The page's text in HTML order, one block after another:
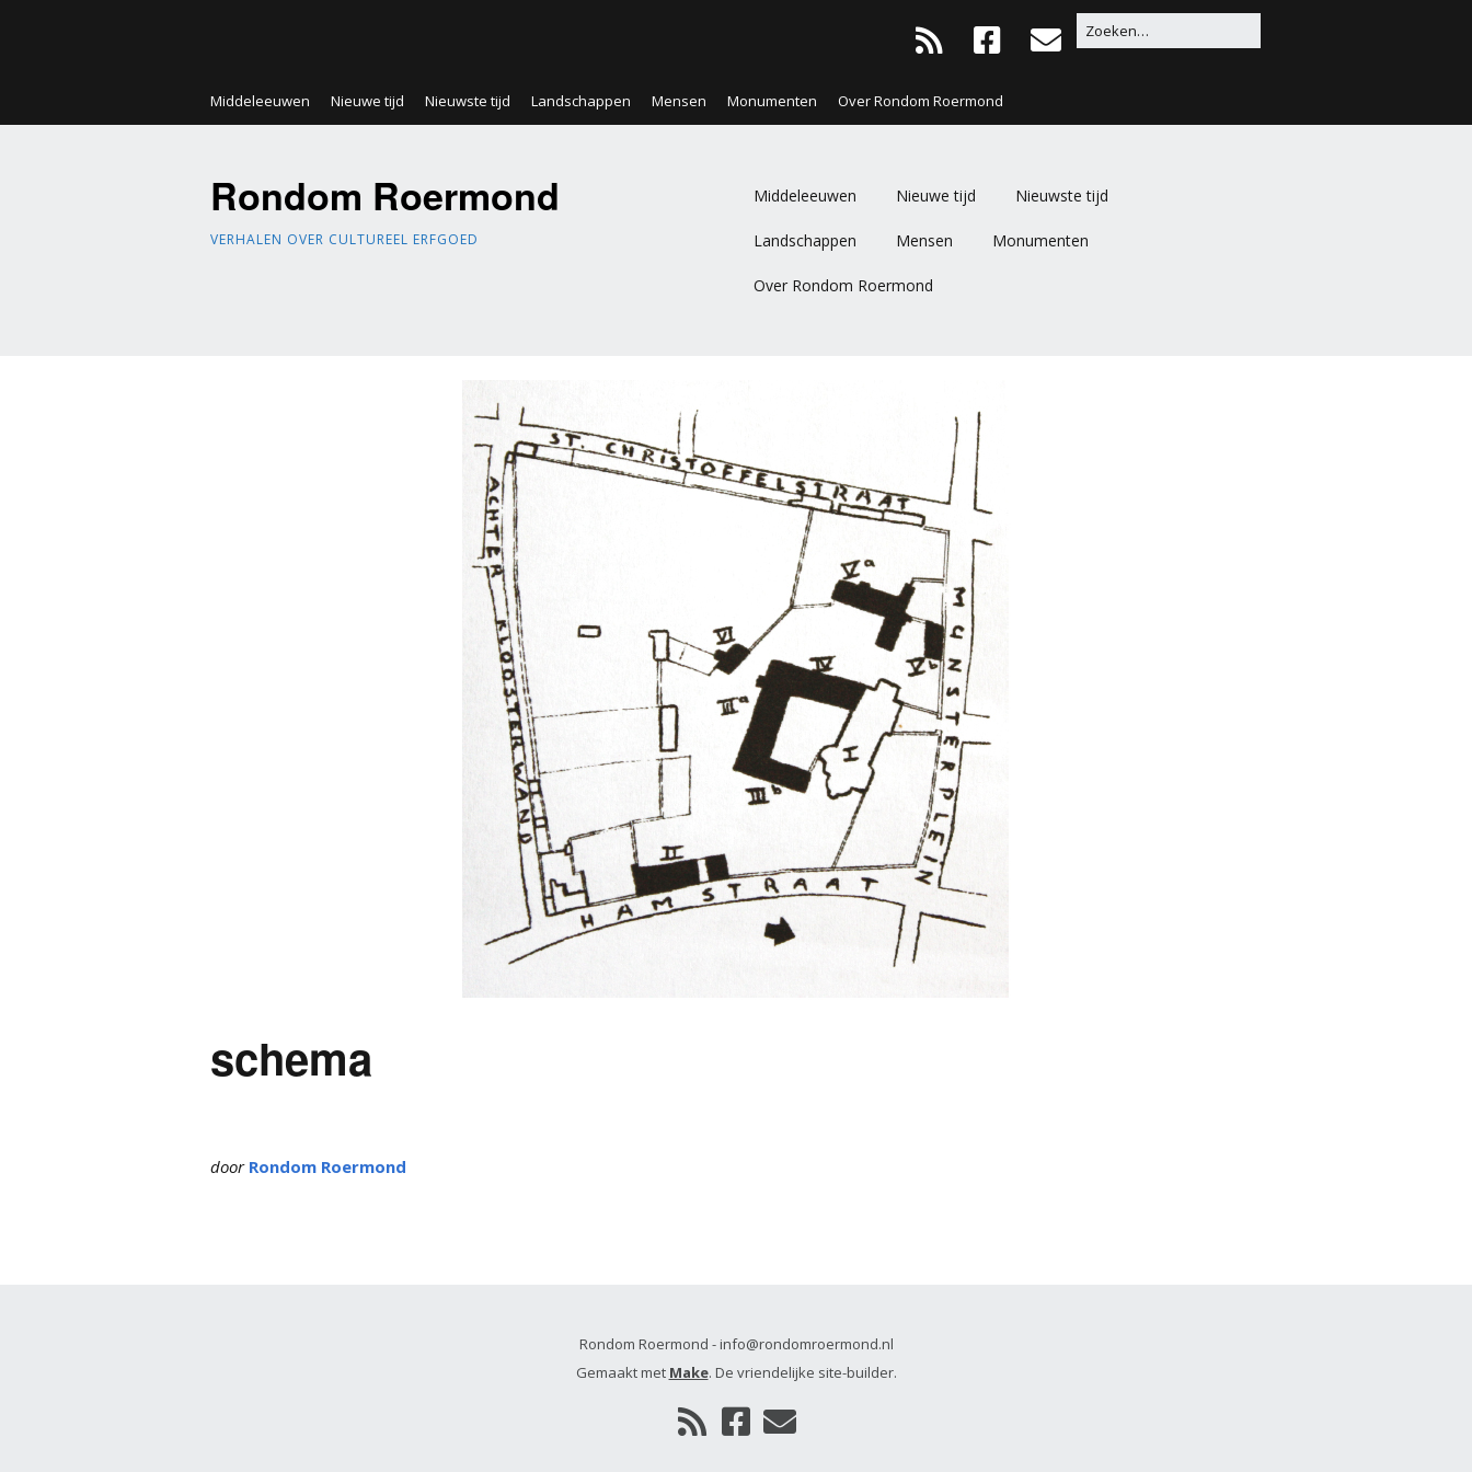
Middeleeuwen Nieuwe tijd Nieuwste tijd Landschappen Mensen Monumenten Over Rondom Roermond
Rondom Roermond
VERHALEN OVER CULTUREEL ERFGOED
Middeleeuwen Nieuwe tijd Nieuwste tijd
Landschappen Mensen Monumenten
Over Rondom Roermond
schema
door Rondom Roermond
Rondom Roermond - info@rondomroermond.nl
Gemaakt met Make. De vriendelijke site-builder.